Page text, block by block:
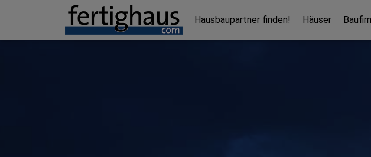
Hausbaupartner finden! Häuser